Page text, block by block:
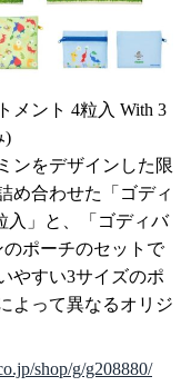
メント 4粒入 With 3
)
ンをデザインした限
め合わせた「ゴディ
入」と、「ゴディバ
のポーチのセットで
やすい3サイズのポ
よって異なるオリジ
shop/g/g208880/